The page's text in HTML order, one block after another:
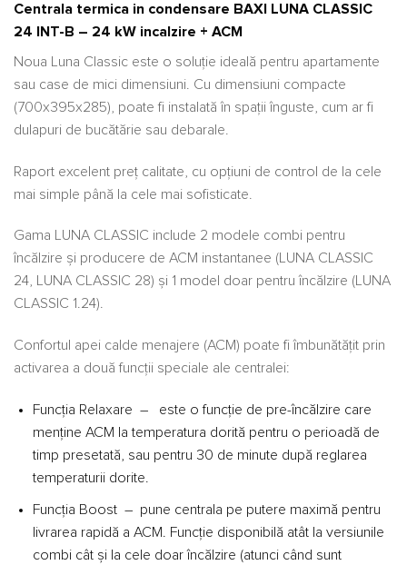
Centrala termica in condensare BAXI LUNA CLASSIC
24 INT-B – 24 kW incalzire + ACM
Noua Luna Classic este o soluție ideală pentru apartamente
sau case de mici dimensiuni. Cu dimensiuni compacte
(700x395x285), poate fi instalată în spații înguste, cum ar fi
dulapuri de bucătărie sau debarale.
Raport excelent preț calitate, cu opțiuni de control de la cele
mai simple până la cele mai sofisticate.
Gama LUNA CLASSIC include 2 modele combi pentru
încălzire și producere de ACM instantanee (LUNA CLASSIC
24, LUNA CLASSIC 28) și 1 model doar pentru încălzire (LUNA
CLASSIC 1.24).
Confortul apei calde menajere (ACM) poate fi îmbunătățit prin
activarea a două funcții speciale ale centralei:
Funcția Relaxare – este o funcție de pre-încălzire care
menține ACM la temperatura dorită pentru o perioadă de
timp presetată, sau pentru 30 de minute după reglarea
temperaturii dorite.
Funcția Boost – pune centrala pe putere maximă pentru
livrarea rapidă a ACM. Funcție disponibilă atât la versiunile
combi cât și la cele doar încălzire (atunci când sunt